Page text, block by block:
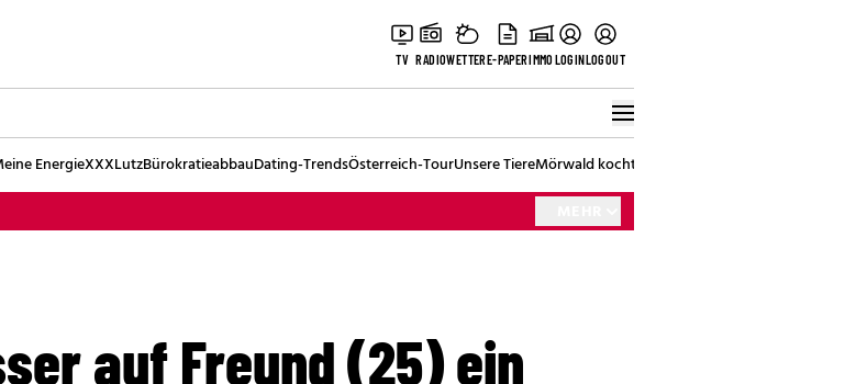
TV RADIOWETTERE-PAPERIMMOLOGINLOGOUT
EnergieXXXLutzBürokratieabbauDating-TrendsÖsterreich-TourUnsere TiereMörwald kocht
auf Freund (25) ein